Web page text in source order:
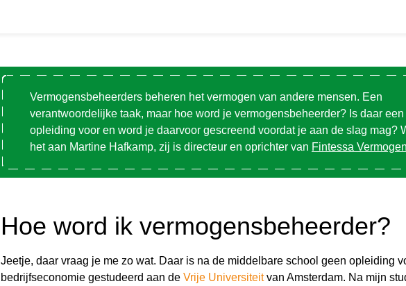
Vermogensbeheerders beheren het vermogen van andere mensen. Een
verantwoordelijke taak, maar hoe word je vermogensbeheerder? Is daar
opleiding voor en word je daarvoor gescreend voordat je aan de slag mag?
het aan Martine Hafkamp, zij is directeur en oprichter van Fintessa
Hoe word ik vermogensbeheerder?
Jeetje, daar vraag je me zo wat. Daar is na de middelbare school geen opleiding
bedrijfseconomie gestudeerd aan de Vrije Universiteitvan Amsterdam. Na mijn